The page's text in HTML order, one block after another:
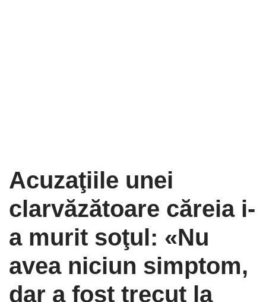
Acuzaţiile unei
clarvăzătoare căreia i-
a murit soţul: «Nu
avea niciun simptom,
dar a fost trecut la